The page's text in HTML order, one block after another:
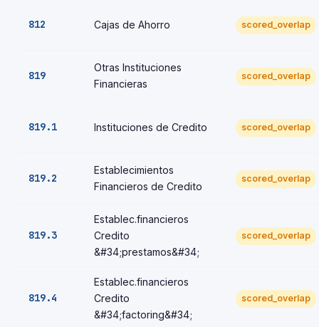
812 Cajas de Ahorro scored_overlap
819
Otras Instituciones
Financieras
scored_overlap
819.1 Instituciones de Credito scored_overlap
819.2
Establecimientos
Financieros de Credito
scored_overlap
819.3
Establec.financieros
Credito
&#34;prestamos&#34;
scored_overlap
819.4
Establec.financieros
Credito
&#34;factoring&#34;
scored_overlap